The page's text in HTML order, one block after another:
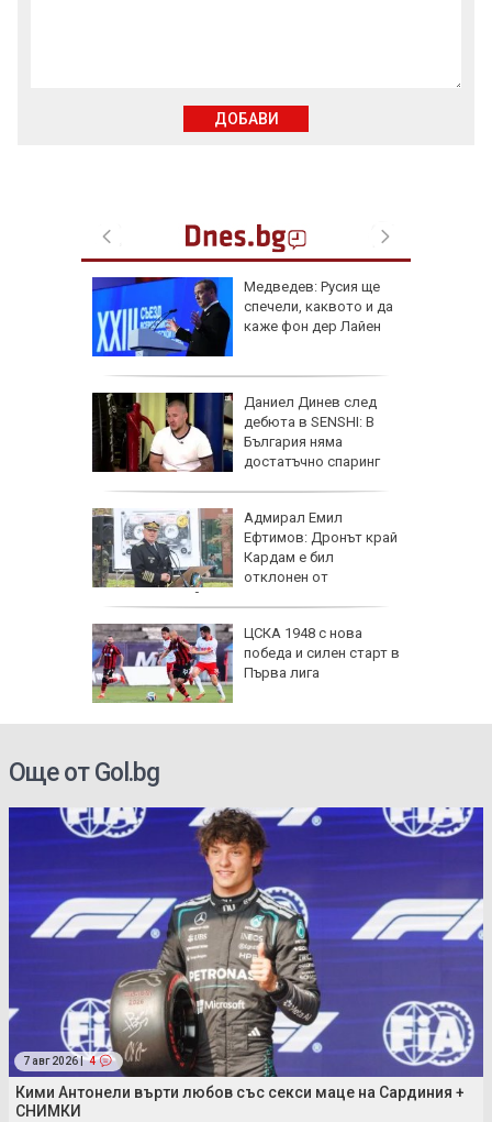
Медведев: Русия ще
спечели, каквото и да
каже фон дер Лайен
Даниел Динев след
дебюта в SENSHI: В
България няма
достатъчно спаринг
Адмирал Емил
Ефтимов: Дронът край
Кардам е бил
отклонен от
електронна война
ЦСКА 1948 с нова
победа и силен старт в
Първа лига
ДОБАВИ
Още от Gol.bg
7 авг 2026 | 4
Кими Антонели върти любов със секси маце на Сардиния +
СНИМКИ